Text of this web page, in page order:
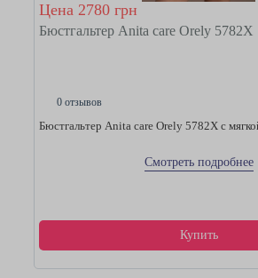
Цена 2780 грн
Бюстгальтер Anita care Orely 5782Х
0 отзывов
Бюстгальтер Anita care Orely 5782Х с
Смотреть подробнее
Купить